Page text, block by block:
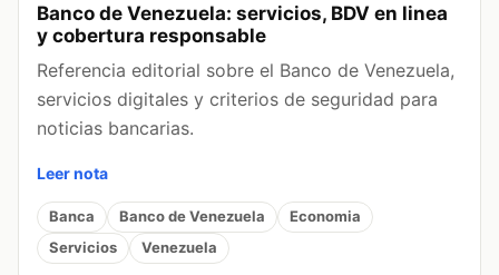
Banco de Venezuela: servicios, BDV en linea
y cobertura responsable
Referencia editorial sobre el Banco de Venezuela,
servicios digitales y criterios de seguridad para
noticias bancarias.
Leer nota
Banca Banco de Venezuela
Economia
Servicios
Venezuela